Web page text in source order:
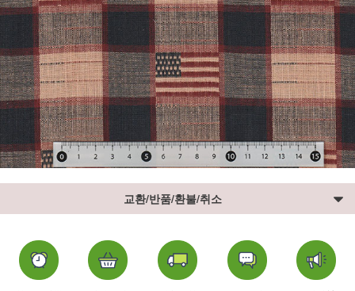
교환/반품/환불/취소